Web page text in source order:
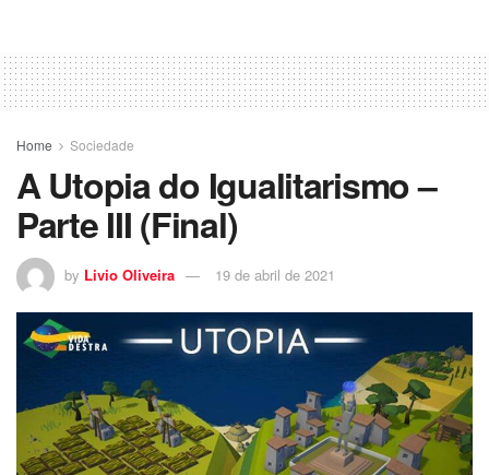
Home Sociedade
A Utopia do Igualitarismo –
Parte III (Final)
by Livio Oliveira 19 de abril de 2021